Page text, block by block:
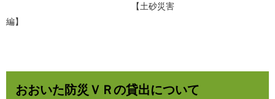
【土砂災害
編】
おおいた防災ＶＲの貸出について